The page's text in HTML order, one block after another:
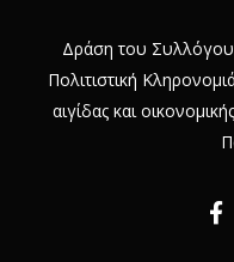
Δράση του
Πολιτιστική
αιγίδας και